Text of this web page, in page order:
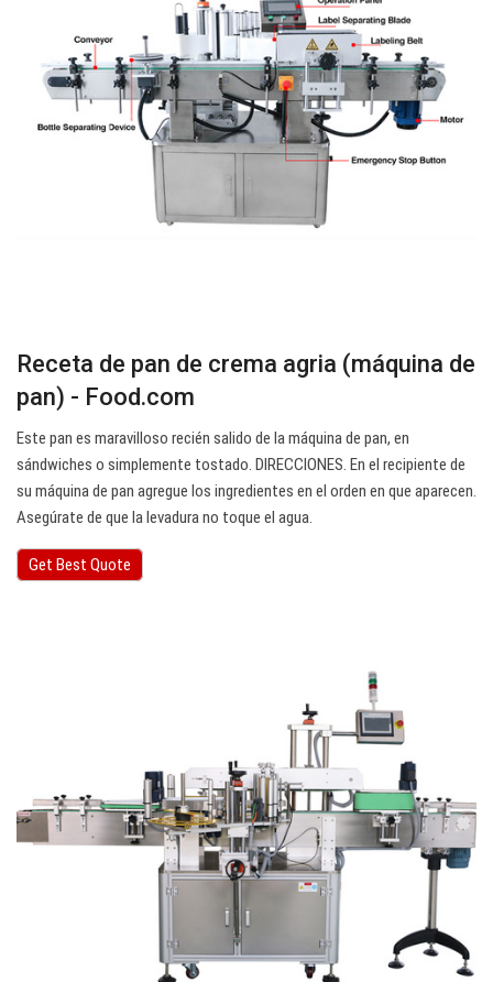
Receta de pan de crema agria (máquina de
pan) - Food.com
Este pan es maravilloso recién salido de la máquina de pan, en
sándwiches o simplemente tostado. DIRECCIONES. En el recipiente de
su máquina de pan agregue los ingredientes en el orden en que aparecen.
Asegúrate de que la levadura no toque el agua.
Get Best Quote